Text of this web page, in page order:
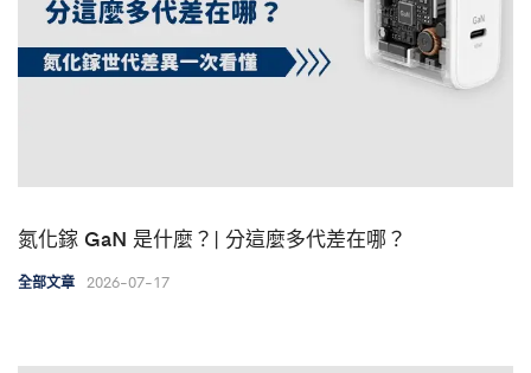
氮化鎵 GaN 是什麼？| 分這麼多代差在哪？
全部文章 2026-07-17